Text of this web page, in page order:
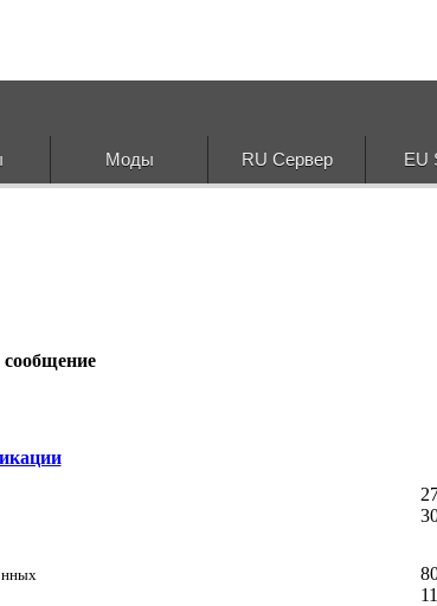
Моды RU Сервер EU
сообщение